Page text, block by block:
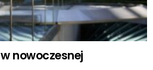
nowoczesnej